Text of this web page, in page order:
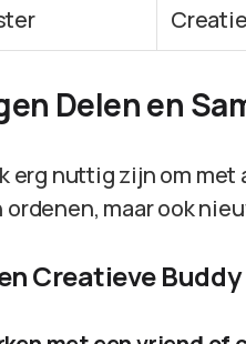
Delen en
erg nuttig zijn om
maar ook
Creatieve Buddy